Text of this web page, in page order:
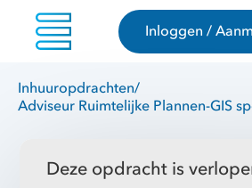
Inloggen /
Inhuuropdrachten/
Adviseur Ruimtelijke Plannen-GIS
Deze opdracht is